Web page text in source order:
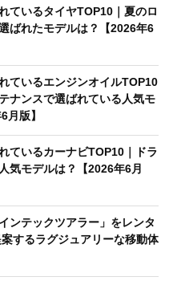
ているタイヤTOP10｜夏のロ
ばれたモデルは？【2026年6
ているエンジンオイルTOP10
ナンスで選ばれている人気モ
月版】
ているカーナビTOP10｜ドラ
気モデルは？【2026年6月
ンテックツアラー」をレンタ
するラグジュアリーな移動体